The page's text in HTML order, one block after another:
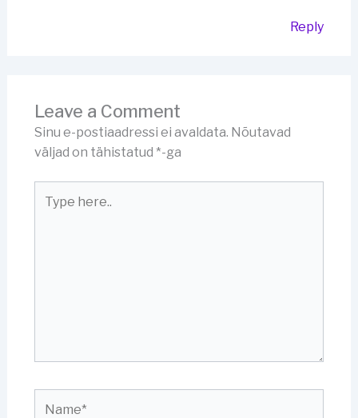
Reply
Leave a Comment
Sinu e-postiaadressi ei avaldata. Nõutavad
väljad on tähistatud *-ga
here..